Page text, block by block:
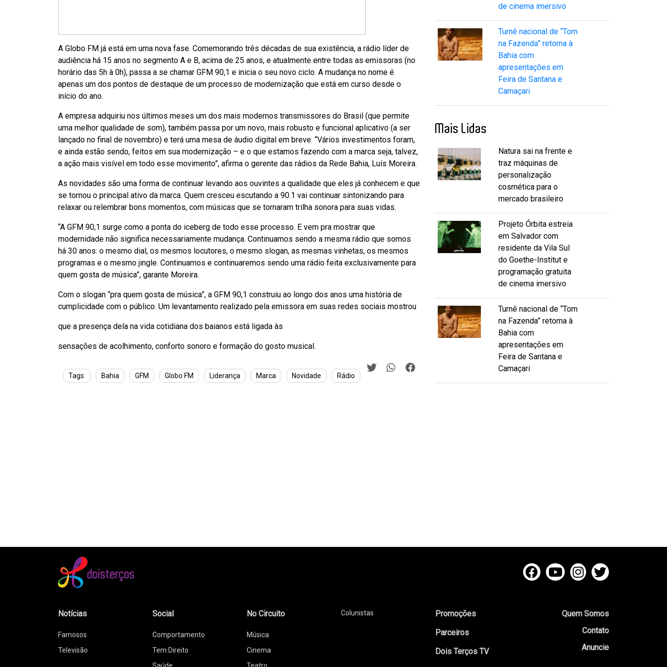
A Globo FM já está em uma nova fase. Comemorando três décadas de sua existência, a rádio líder de
audiência há 15 anos no segmento A e B, acima de 25 anos, e atualmente entre todas as emissoras (no
horário das 5h à 0h), passa a se chamar GFM 90,1 e inicia o seu novo ciclo. A mudança no nome é
apenas um dos pontos de destaque de um processo de modernização que está em curso desde o
início do ano.
A empresa adquiriu nos últimos meses um dos mais modernos transmissores do Brasil (que permite
uma melhor qualidade de som), também passa por um novo, mais robusto e funcional aplicativo (a ser
lançado no final de novembro) e terá uma mesa de áudio digital em breve. “Vários investimentos foram,
e ainda estão sendo, feitos em sua modernização – e o que estamos fazendo com a marca seja, talvez,
a ação mais visível em todo esse movimento”, afirma o gerente das rádios da Rede Bahia, Luís Moreira.
As novidades são uma forma de continuar levando aos ouvintes a qualidade que eles já conhecem e que
se tornou o principal ativo da marca. Quem cresceu escutando a 90.1 vai continuar sintonizando para
relaxar ou relembrar bons momentos, com músicas que se tornaram trilha sonora para suas vidas.
“A GFM 90,1 surge como a ponta do iceberg de todo esse processo. E vem pra mostrar que
modernidade não significa necessariamente mudança. Continuamos sendo a mesma rádio que somos
há 30 anos: o mesmo dial, os mesmos locutores, o mesmo slogan, as mesmas vinhetas, os mesmos
programas e o mesmo jingle. Continuamos e continuaremos sendo uma rádio feita exclusivamente para
quem gosta de música”, garante Moreira.
Com o slogan “pra quem gosta de música”, a GFM 90,1 construiu ao longo dos anos uma história de
cumplicidade com o público. Um levantamento realizado pela emissora em suas redes sociais mostrou
que a presença dela na vida cotidiana dos baianos está ligada às
sensações de acolhimento, conforto sonoro e formação do gosto musical.
Tags: Bahia GFM Globo FM Liderança Marca Novidade Rádio
de cinema imersivo
Turnê nacional de “Tom
na Fazenda” retorna à
Bahia com
apresentações em
Feira de Santana e
Camaçari
Mais Lidas
Natura sai na frente e
traz máquinas de
personalização
cosmética para o
mercado brasileiro
Projeto Órbita estreia
em Salvador com
residente da Vila Sul
do Goethe-Institut e
programação gratuita
de cinema imersivo
Turnê nacional de “Tom
na Fazenda” retorna à
Bahia com
apresentações em
Feira de Santana e
Camaçari
Notícias
Famosos
Televisão
Social
Comportamento
Tem Direito
Saúde
No Circuito
Música
Cinema
Teatro
Colunistas
Promoções
Parceiros
Dois Terços TV
Quem Somos
Contato
Anuncie